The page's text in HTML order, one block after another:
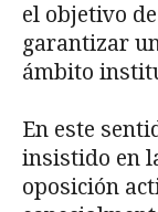
el objetivo
garantizar
ámbito
En este
insistido en
oposición